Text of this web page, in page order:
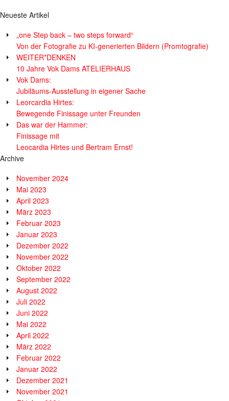
Neueste Artikel
„one Step back – two steps forward“
Von der Fotografie zu KI-generierten Bildern (Promtografie)
WEITER*DENKEN
10 Jahre Vok Dams ATELIERHAUS
Vok Dams:
Jubiläums-Ausstellung in eigener Sache
Leorcardia Hirtes:
Bewegende Finissage unter Freunden
Das war der Hammer:
Finissage mit
Leocardia Hirtes und Bertram Ernst!
Archive
November 2024
Mai 2023
April 2023
März 2023
Februar 2023
Januar 2023
Dezember 2022
November 2022
Oktober 2022
September 2022
August 2022
Juli 2022
Juni 2022
Mai 2022
April 2022
März 2022
Februar 2022
Januar 2022
Dezember 2021
November 2021